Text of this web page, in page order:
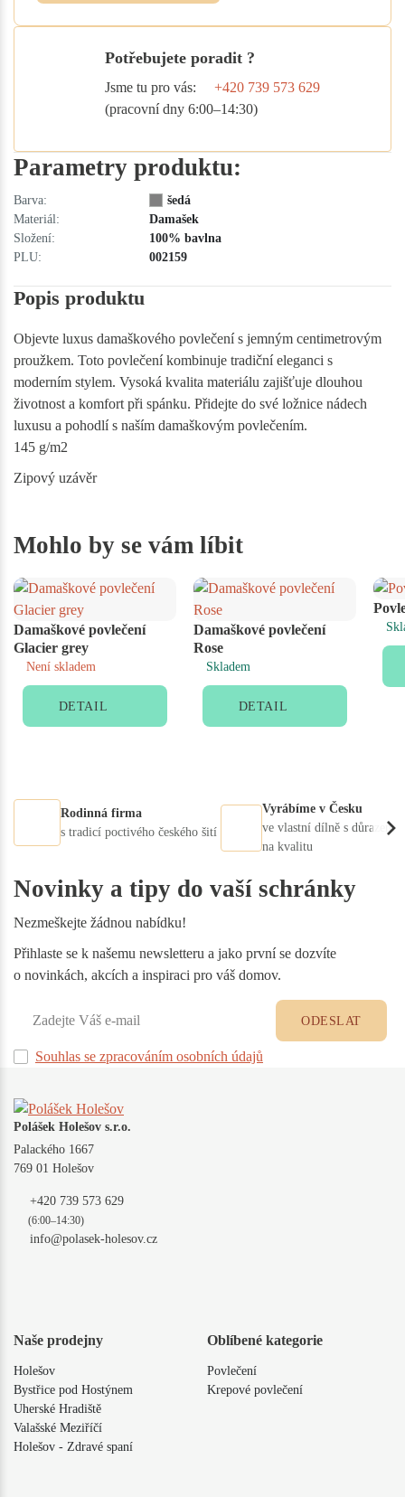
Potřebujete poradit ?
Jsme tu pro vás:
+420 739 573 629
(pracovní dny 6:00–14:30)
Parametry produktu:
Barva:
šedá
Materiál:
Damašek
Složení:
100% bavlna
PLU:
002159
Popis produktu
Objevte luxus damaškového povlečení s jemným centimetrovým
proužkem. Toto povlečení kombinuje tradiční eleganci s
moderním stylem. Vysoká kvalita materiálu zajišťuje dlouhou
životnost a komfort při spánku. Přidejte do své ložnice nádech
luxusu a pohodlí s naším damaškovým povlečením.
145 g/m2
Zipový uzávěr
Mohlo by se vám líbit
Damaškové povlečení
Glacier grey
Není skladem
DETAIL
Damaškové povlečení
Rose
Skladem
DETAIL
Rodinná firma
s tradicí poctivého českého šití
Vyrábíme v Česku
ve vlastní dílně s důrazem
na kvalitu
Novinky a tipy do vaší schránky
Nezmeškejte žádnou nabídku!
Přihlaste se k našemu newsletteru a jako první se dozvíte
o novinkách, akcích a inspiraci pro váš domov.
Souhlas se zpracováním osobních údajů
ODESLAT
Polášek Holešov s.r.o.
Palackého 1667
769 01 Holešov
+420 739 573 629
(6:00–14:30)
info@polasek-holesov.cz
Naše prodejny
Holešov
Bystřice pod Hostýnem
Uherské Hradiště
Valašské Meziříčí
Holešov - Zdravé spaní
Oblíbené kategorie
Povlečení
Krepové povlečení